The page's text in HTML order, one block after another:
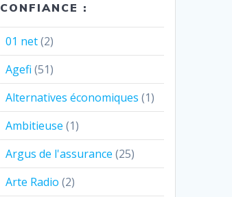
CONFIANCE :
01 net(2)
Agefi (51)
Alternatives économiques (1)
Ambitieuse (1)
Argus de l'assurance (25)
Arte Radio (2)